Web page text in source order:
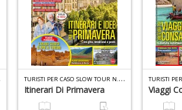
T
URISTI PER CASO SLOW TOUR N.22
Itinerari Di Primavera
Viaggi